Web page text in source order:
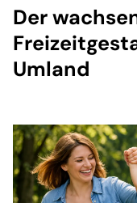
Der
Umland